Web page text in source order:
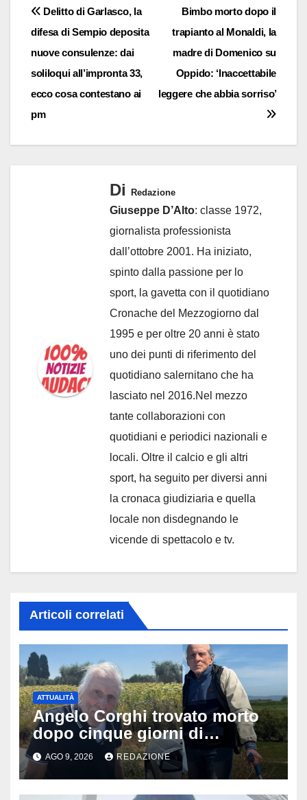
Navigazione
articoli
Bimbo morto dopo il
trapianto al Monaldi, la
madre di Domenico su
Oppido: ‘Inaccettabile
leggere che abbia sorriso’
Delitto di Garlasco, la
difesa di Sempio deposita
nuove consulenze: dai
soliloqui all’impronta 33,
ecco cosa contestano ai
pm
Di Redazione
Giuseppe D’Alto: classe 1972,
giornalista professionista
dall’ottobre 2001. Ha iniziato,
spinto dalla passione per lo
sport, la gavetta con il quotidiano
Cronache del Mezzogiorno dal
1995 e per oltre 20 anni è stato
uno dei punti di riferimento del
quotidiano salernitano che ha
lasciato nel 2016.Nel mezzo
tante collaborazioni con
quotidiani e periodici nazionali e
locali. Oltre il calcio e gli altri
sport, ha seguito per diversi anni
la cronaca giudiziaria e quella
locale non disdegnando le
vicende di spettacolo e tv.
Articoli correlati
ATTUALITÀ
Angelo Corghi trovato morto
dopo cinque giorni di
ricerche: il giallo dell’80enne
scomparso dopo essere
uscito dall’Inps a Grosseto
AGO 9, 2026 REDAZIONE